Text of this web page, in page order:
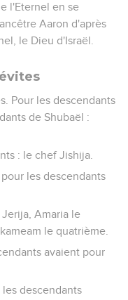
l'Eternel en se
Aaron d'après
le Dieu d'Israël.
Pour les descendants
de Shubaël :
: le chef Jishija.
les descendants
Amaria le
le quatrième.
avaient pour
descendants